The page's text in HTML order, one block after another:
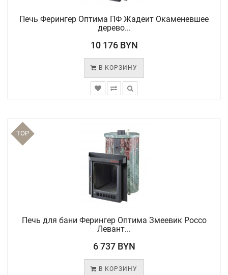
Печь Ферингер Оптима ПФ Жадеит Окаменевшее
дерево...
10 176 BYN
В КОРЗИНУ
TOP
Печь для бани Ферингер Оптима Змеевик Россо
Левант...
6 737 BYN
В КОРЗИНУ